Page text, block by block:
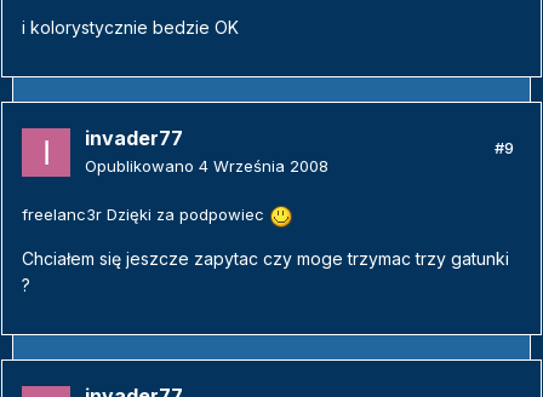
i kolorystycznie bedzie OK
invader77
Opublikowano 4 Września 2008
#9
freelanc3r Dzięki za podpowiec
Chciałem się jeszcze zapytac czy moge trzymac trzy gatunki
?